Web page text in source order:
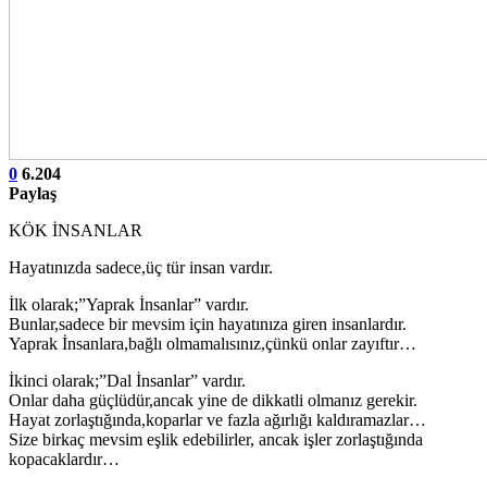
0 6.204
Paylaş
KÖK İNSANLAR
Hayatınızda sadece,üç tür insan vardır.
İlk olarak;”Yaprak İnsanlar” vardır.
Bunlar,sadece bir mevsim için hayatınıza giren insanlardır.
Yaprak İnsanlara,bağlı olmamalısınız,çünkü onlar zayıftır…
İkinci olarak;”Dal İnsanlar” vardır.
Onlar daha güçlüdür,ancak yine de dikkatli olmanız gerekir.
Hayat zorlaştığında,koparlar ve fazla ağırlığı kaldıramazlar…
Size birkaç mevsim eşlik edebilirler, ancak işler zorlaştığında
kopacaklardır…